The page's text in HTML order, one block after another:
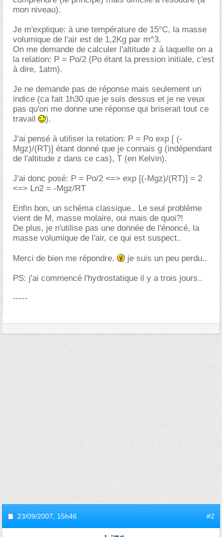
mon niveau).
Je m'explique: à une température de 15°C, la masse
volumique de l'air est de 1,2Kg par m^3.
On me demande de calculer l'altitude z à laquelle on a
la relation: P = Po/2 (Po étant la pression initiale, c'est
à dire, 1atm).
Je ne demande pas de réponse mais seulement un
indice (ca fait 1h30 que je suis dessus et je ne veux
pas qu'on me donne une réponse qui briserait tout ce
travail
).
J'ai pensé à utiliser la relation: P = Po exp [ (-
Mgz)/(RT)] étant donné que je connais g (indépendant
de l'altitude z dans ce cas), T (en Kelvin).
J'ai donc posé: P = Po/2 <=> exp [(-Mgz)/(RT)] = 2
<=> Ln2 = -Mgz/RT
Enfin bon, un schéma classique.. Le seul problème
vient de M, masse molaire, oui mais de quoi?!
De plus, je n'utilise pas une donnée de l'énoncé, la
masse volumique de l'air, ce qui est suspect..
Merci de bien me répondre. je suis un peu perdu..
PS: j'ai commencé l'hydrostatique il y a trois jours..
-----
23/09/2007, 15h46 #2